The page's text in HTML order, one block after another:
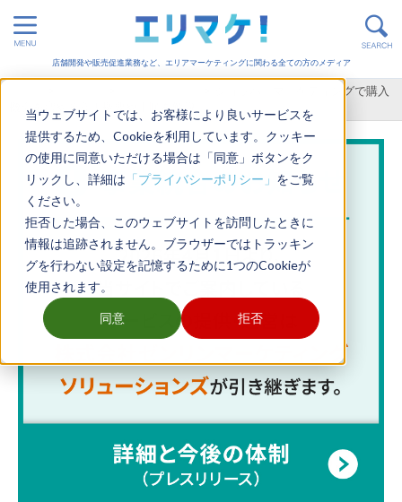
当ウェブサイトでは、お客様により良いサービスを
提供するため、Cookieを利用しています。クッキー
の使用に同意いただける場合は「同意」ボタンをク
リックし、詳細は 「プライバシーポリシー」 をご覧
ください。
拒否した場合、このウェブサイトを訪問したときに
情報は追跡されません。ブラウザーではトラッキン
グを行わない設定を記憶するために1つのCookieが
使用されます。
同意 拒否
店舗開発や販売促進業務など、エリアマーケティングに関わる全ての方のメディア
ショッパーマーケティングで購入
機会を増やそう！概要や手順を解説